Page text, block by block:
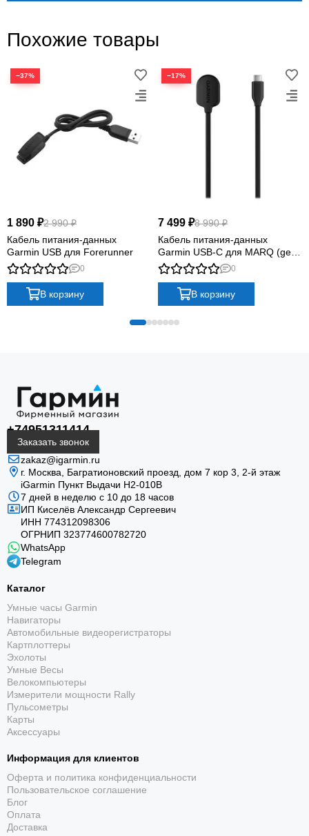
СОВМЕСТИМОСТЬ · КОНТАКТЫ · USB
Подключение, рассчитанное
на конкретное устройство
Зарядка устройства
Передача данных
USB-подключение позволяет обмениваться
поддерживаемыми данными с компьютером.
Номер 010-11029-11 отличает кабель от внешне
похожих аксессуаров с другой контактной группой.
Похожие товары
−37%
1 890 ₽2 990 ₽
Кабель питания-данных
Garmin USB для Forerunner
0
В корзину
−17%
7 499 ₽8 990 ₽
Кабель питания-данных
Garmin USB-C для MARQ (gen
2)
0
В корзину
+74951311414
Заказать звонок
zakaz@igarmin.ru
г. Москва, Багратионовский проезд, дом 7 кор 3, 2-й этаж
iGarmin Пункт Выдачи Н2-010В
7 дней в неделю с 10 до 18 часов
ИП Киселёв Александр Сергеевич
ИНН 774312098306
ОГРНИП 323774600782720
WhatsApp
Telegram
Каталог
Умные часы Garmin
Навигаторы
Автомобильные видеорегистраторы
Картплоттеры
Эхолоты
Умные Весы
Велокомпьютеры
Измерители мощности Rally
Пульсометры
Карты
Аксессуары
Информация для клиентов
Оферта и политика конфиденциальности
Пользовательское соглашение
Блог
Оплата
Доставка